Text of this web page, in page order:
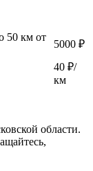
50 км от
5000 ₽
40 ₽/
км
области.